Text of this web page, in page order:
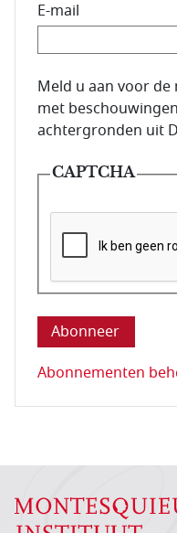
E-mail
E-mailadres van de
Meld u aan voor
met
achtergronden uit
CAPTCHA
Deze vraag is
Abonnementen